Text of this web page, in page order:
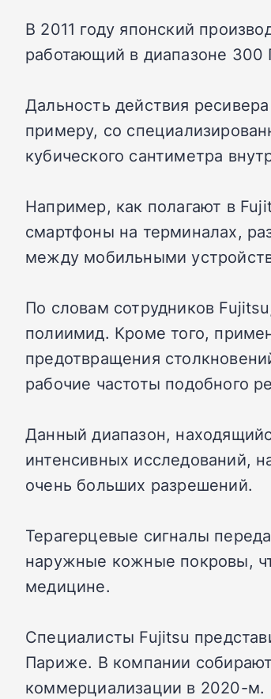
В 2011 году японский
работающий в диапазоне
Дальность действия
примеру, со
кубического сантиметра
Например, как полагают в
смартфоны на терминалах,
между мобильными
По словам сотрудников
полиимид. Кроме того,
предотвращения
рабочие частоты подобного
Данный диапазон,
интенсивных исследований,
очень больших разрешений.
Терагерцевые сигналы
наружные кожные покровы,
медицине.
Специалисты Fujitsu
Париже. В компании
коммерциализации в 2020-м.